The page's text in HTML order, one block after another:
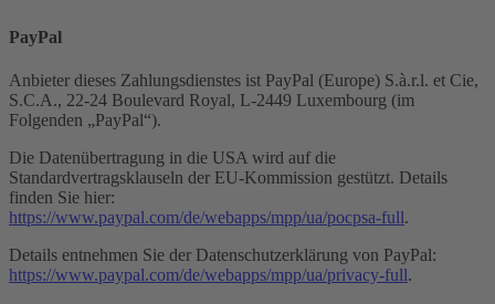
PayPal
Anbieter dieses Zahlungsdienstes ist PayPal (Europe) S.à.r.l. et Cie,
S.C.A., 22-24 Boulevard Royal, L-2449 Luxembourg (im
Folgenden „PayPal“).
Die Datenübertragung in die USA wird auf die
Standardvertragsklauseln der EU-Kommission gestützt. Details
finden Sie hier:
https://www.paypal.com/de/webapps/mpp/ua/pocpsa-full.
Details entnehmen Sie der Datenschutzerklärung von PayPal:
https://www.paypal.com/de/webapps/mpp/ua/privacy-full.